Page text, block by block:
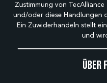
Über
Zustimmung von
und/oder diese Handlungen
Ein Zuwiderhandeln stellt
und